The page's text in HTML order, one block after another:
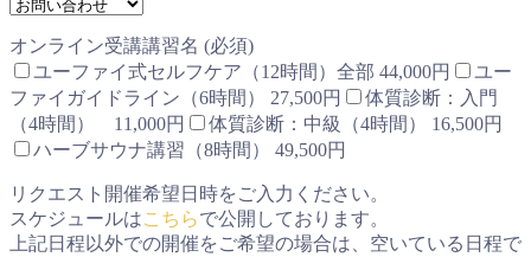
オンライン受講講習名 (必須)
ユーファイ式セルフケア（12時間）全部 44,000円
ユー
ファイガイドライン（6時間） 27,500円
体質診断：入門
（4時間） 11,000円
体質診断：中級（4時間） 16,500円
ハーブサウナ講習（8時間） 49,500円
リクエスト開催希望日時をご入力ください。
スケジュールはこちらで公開しております。
上記日程以外での開催をご希望の場合は、空いている日程で